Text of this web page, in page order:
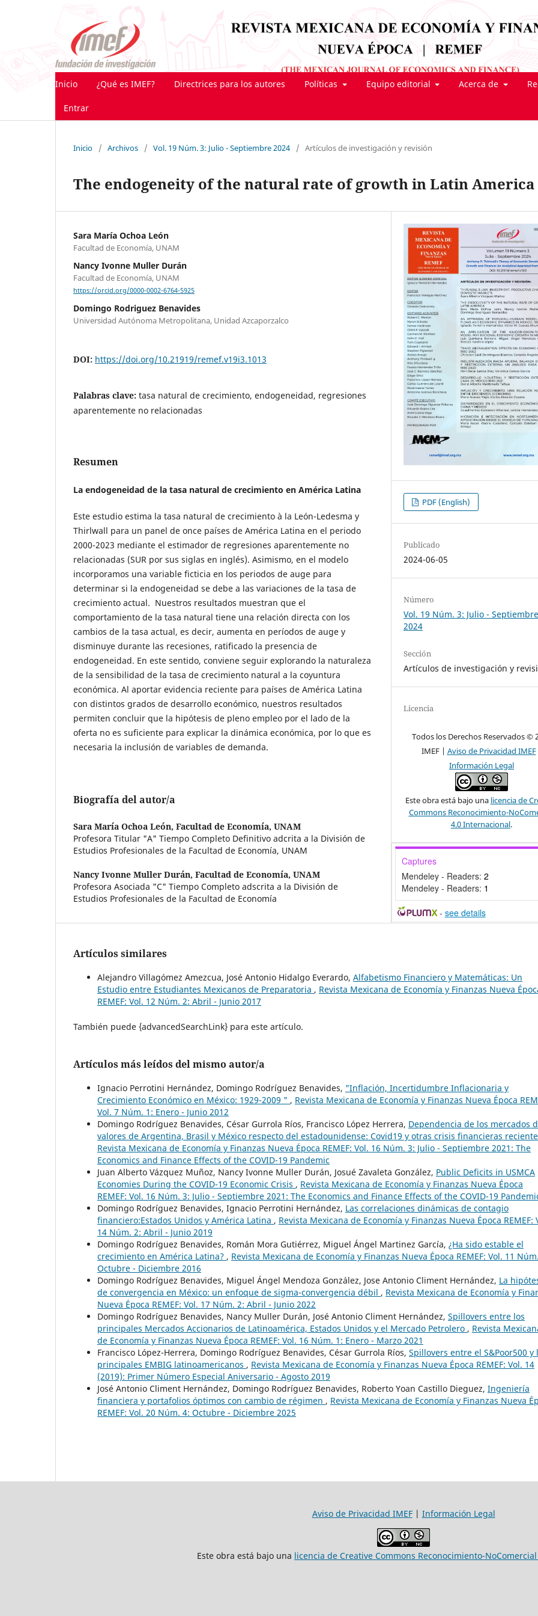
Inicio ¿Qué es IMEF? Directrices para los autores Políticas Equipo editorial Acerca de
Entrar
Inicio / Archivos / Vol. 19 Núm. 3: Julio - Septiembre 2024 / Artículos de investigación y revisión
The endogeneity of the natural rate of growth in Latin America
Sara María Ochoa León
Facultad de Economía, UNAM
Nancy Ivonne Muller Durán
Facultad de Economía, UNAM
https://orcid.org/0000-0002-6764-5925
Domingo Rodriguez Benavides
Universidad Autónoma Metropolitana, Unidad Azcaporzalco
DOI: https://doi.org/10.21919/remef.v19i3.1013
Palabras clave: tasa natural de crecimiento, endogeneidad, regresiones
aparentemente no relacionadas
Resumen
La endogeneidad de la tasa natural de crecimiento en América Latina
Este estudio estima la tasa natural de crecimiento à la León-Ledesma y
Thirlwall para un panel de once países de América Latina en el periodo
2000-2023 mediante el estimador de regresiones aparentemente no
relacionadas (SUR por sus siglas en inglés). Asimismo, en el modelo
incorporamos una variable ficticia en los periodos de auge para
determinar si la endogeneidad se debe a las variaciones de la tasa de
crecimiento actual. Nuestros resultados muestran que el
comportamiento de la tasa natural tiene una relación directa con los
cambios de la tasa actual, es decir, aumenta en períodos de auge y
disminuye durante las recesiones, ratificado la presencia de
endogeneidad. En este sentido, conviene seguir explorando la naturaleza
de la sensibilidad de la tasa de crecimiento natural a la coyuntura
económica. Al aportar evidencia reciente para países de América Latina
con distintos grados de desarrollo económico, nuestros resultados
permiten concluir que la hipótesis de pleno empleo por el lado de la
oferta no es suficiente para explicar la dinámica económica, por lo que es
necesaria la inclusión de variables de demanda.
Biografía del autor/a
Sara María Ochoa León, Facultad de Economía, UNAM
Profesora Titular "A" Tiempo Completo Definitivo adcrita a la División de
Estudios Profesionales de la Facultad de Economía, UNAM
Nancy Ivonne Muller Durán, Facultad de Economía, UNAM
Profesora Asociada "C" Tiempo Completo adscrita a la División de
Estudios Profesionales de la Facultad de Economía
PDF (English)
Publicado
2024-06-05
Número
Vol. 19 Núm. 3: Julio - Septiembre
2024
Sección
Artículos de investigación y
Licencia
Todos los Derechos Reservados ©
IMEF | Aviso de Privacidad IMEF
Información Legal
Este obra está bajo una licencia de
Commons Reconocimiento-
4.0 Internacional.
Captures
Mendeley - Readers: 2
Mendeley - Readers: 1
- see details
Artículos similares
Alejandro Villagómez Amezcua, José Antonio Hidalgo Everardo, Alfabetismo Financiero y Matemáticas: Un
Estudio entre Estudiantes Mexicanos de Preparatoria , Revista Mexicana de Economía y Finanzas Nueva
REMEF: Vol. 12 Núm. 2: Abril - Junio 2017
También puede {advancedSearchLink} para este artículo.
Artículos más leídos del mismo autor/a
Ignacio Perrotini Hernández, Domingo Rodríguez Benavides, "Inflación, Incertidumbre Inflacionaria y
Crecimiento Económico en México: 1929-2009 " , Revista Mexicana de Economía y Finanzas Nueva Época
Vol. 7 Núm. 1: Enero - Junio 2012
Domingo Rodríguez Benavides, César Gurrola Ríos, Francisco López Herrera, Dependencia de los mercados
valores de Argentina, Brasil y México respecto del estadounidense: Covid19 y otras crisis financieras
Revista Mexicana de Economía y Finanzas Nueva Época REMEF: Vol. 16 Núm. 3: Julio - Septiembre 2021: The
Economics and Finance Effects of the COVID-19 Pandemic
Juan Alberto Vázquez Muñoz, Nancy Ivonne Muller Durán, Josué Zavaleta González, Public Deficits in USMCA
Economies During the COVID-19 Economic Crisis , Revista Mexicana de Economía y Finanzas Nueva Época
REMEF: Vol. 16 Núm. 3: Julio - Septiembre 2021: The Economics and Finance Effects of the COVID-19
Domingo Rodríguez Benavides, Ignacio Perrotini Hernández, Las correlaciones dinámicas de contagio
financiero:Estados Unidos y América Latina , Revista Mexicana de Economía y Finanzas Nueva Época REMEF:
14 Núm. 2: Abril - Junio 2019
Domingo Rodríguez Benavides, Román Mora Gutiérrez, Miguel Ángel Martinez García, ¿Ha sido estable el
crecimiento en América Latina? , Revista Mexicana de Economía y Finanzas Nueva Época REMEF: Vol. 11
Octubre - Diciembre 2016
Domingo Rodríguez Benavides, Miguel Ángel Mendoza González, Jose Antonio Climent Hernández, La
de convergencia en México: un enfoque de sigma-convergencia débil , Revista Mexicana de Economía y
Nueva Época REMEF: Vol. 17 Núm. 2: Abril - Junio 2022
Domingo Rodríguez Benavides, Nancy Muller Durán, José Antonio Climent Hernández, Spillovers entre los
principales Mercados Accionarios de Latinoamérica, Estados Unidos y el Mercado Petrolero , Revista
de Economía y Finanzas Nueva Época REMEF: Vol. 16 Núm. 1: Enero - Marzo 2021
Francisco López-Herrera, Domingo Rodríguez Benavides, César Gurrola Ríos, Spillovers entre el S&Poor500 y
principales EMBIG latinoamericanos , Revista Mexicana de Economía y Finanzas Nueva Época REMEF: Vol. 14
(2019): Primer Número Especial Aniversario - Agosto 2019
José Antonio Climent Hernández, Domingo Rodríguez Benavides, Roberto Yoan Castillo Dieguez, Ingeniería
financiera y portafolios óptimos con cambio de régimen , Revista Mexicana de Economía y Finanzas Nueva
REMEF: Vol. 20 Núm. 4: Octubre - Diciembre 2025
Aviso de Privacidad IMEF| Información Legal
Este obra está bajo una licencia de Creative Commons Reconocimiento-